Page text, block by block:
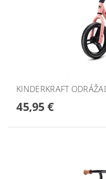
KINDERKRAFT
45,95 €